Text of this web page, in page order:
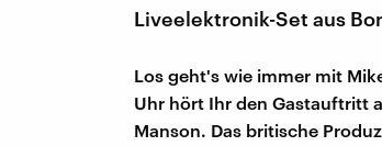
Liveelektronik-Set aus
Los geht's wie immer mit
Uhr hört Ihr den Gastauftritt
Manson. Das britische